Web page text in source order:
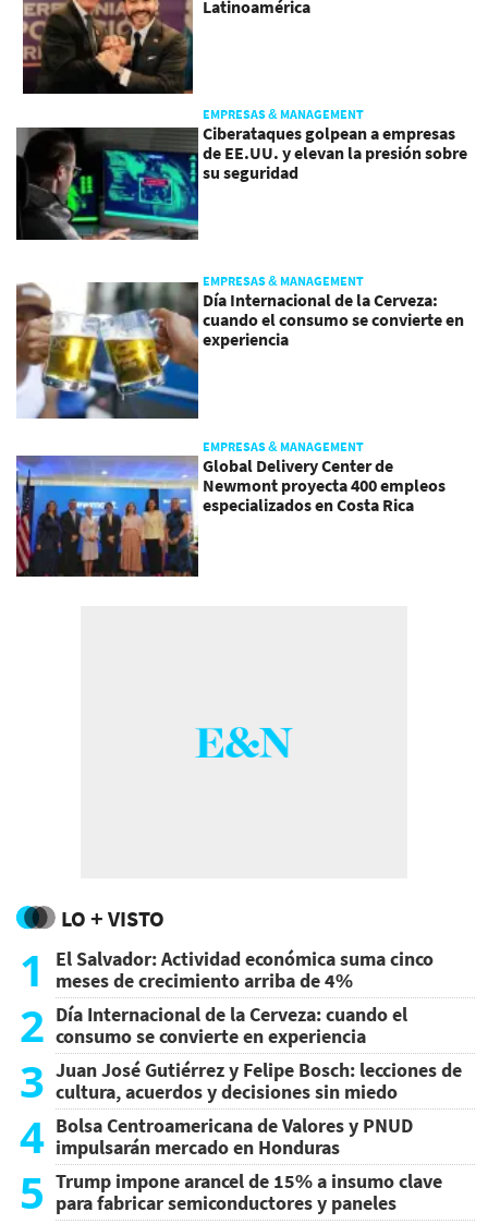
Latinoamérica
EMPRESAS & MANAGEMENT
Ciberataques golpean a empresas
de EE.UU. y elevan la presión sobre
su seguridad
EMPRESAS & MANAGEMENT
Día Internacional de la Cerveza:
cuando el consumo se convierte en
experiencia
EMPRESAS & MANAGEMENT
Global Delivery Center de
Newmont proyecta 400 empleos
especializados en Costa Rica
LO + VISTO
1
El Salvador: Actividad económica suma cinco
meses de crecimiento arriba de 4%
2 Día Internacional de la Cerveza: cuando el
consumo se convierte en experiencia
3 Juan José Gutiérrez y Felipe Bosch: lecciones de
cultura, acuerdos y decisiones sin miedo
4 Bolsa Centroamericana de Valores y PNUD
impulsarán mercado en Honduras
5 Trump impone arancel de 15% a insumo clave
para fabricar semiconductores y paneles